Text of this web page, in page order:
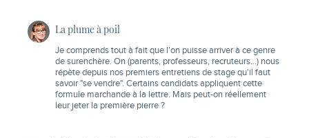
La plume à poil
Je comprends tout à fait que l'on puisse arriver à ce genre
de surenchère. On (parents, professeurs, recruteurs…) nous
répète depuis nos premiers entretiens de stage qu'il faut
savoir "se vendre". Certains candidats appliquent cette
formule marchande à la lettre. Mais peut-on réellement
leur jeter la première pierre ?